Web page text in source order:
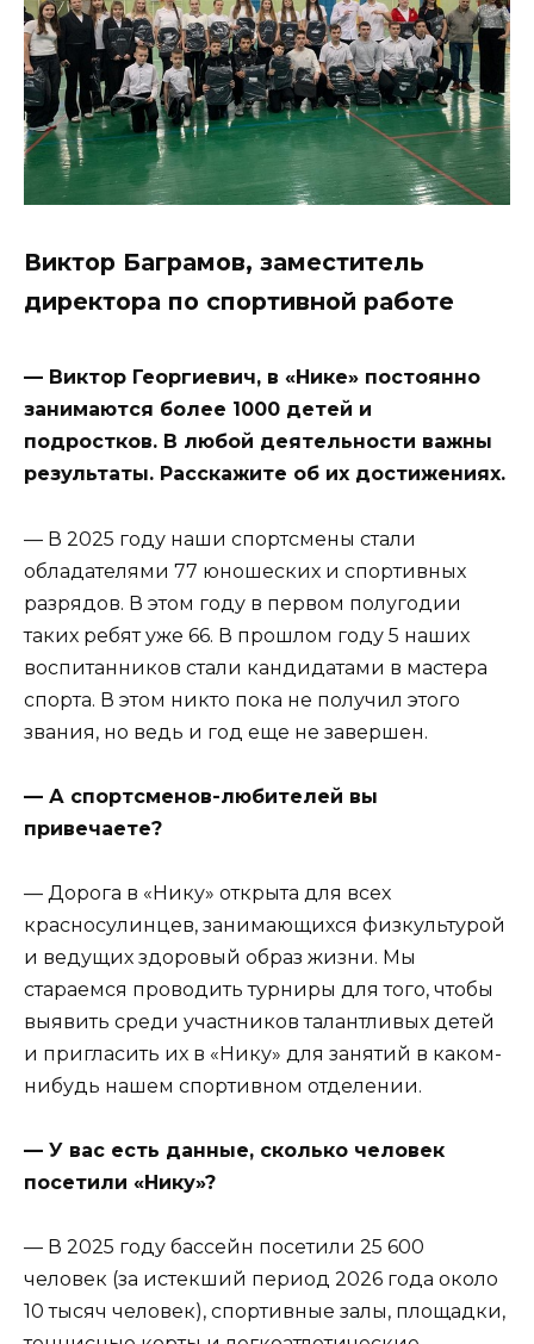
Виктор Баграмов, заместитель
директора по спортивной работе
— Виктор Георгиевич, в «Нике» постоянно
занимаются более 1000 детей и
подростков. В любой деятельности важны
результаты. Расскажите об их достижениях.
— В 2025 году наши спортсмены стали
обладателями 77 юношеских и спортивных
разрядов. В этом году в первом полугодии
таких ребят уже 66. В прошлом году 5 наших
воспитанников стали кандидатами в мастера
спорта. В этом никто пока не получил этого
звания, но ведь и год еще не завершен.
— А спортсменов-любителей вы
привечаете?
— Дорога в «Нику» открыта для всех
красносулинцев, занимающихся физкультурой
и ведущих здоровый образ жизни. Мы
стараемся проводить турниры для того, чтобы
выявить среди участников талантливых детей
и пригласить их в «Нику» для занятий в каком-
нибудь нашем спортивном отделении.
— У вас есть данные, сколько человек
посетили «Нику»?
— В 2025 году бассейн посетили 25 600
человек (за истекший период 2026 года около
10 тысяч человек), спортивные залы, площадки,